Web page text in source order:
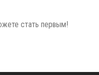
стать первым!